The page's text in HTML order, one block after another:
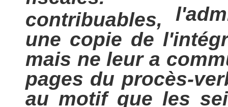
contribuables,
une copie de
mais ne leur a
pages du procès-
au motif que les